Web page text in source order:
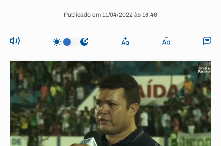
Publicado em 11/04/2022 às 16:46